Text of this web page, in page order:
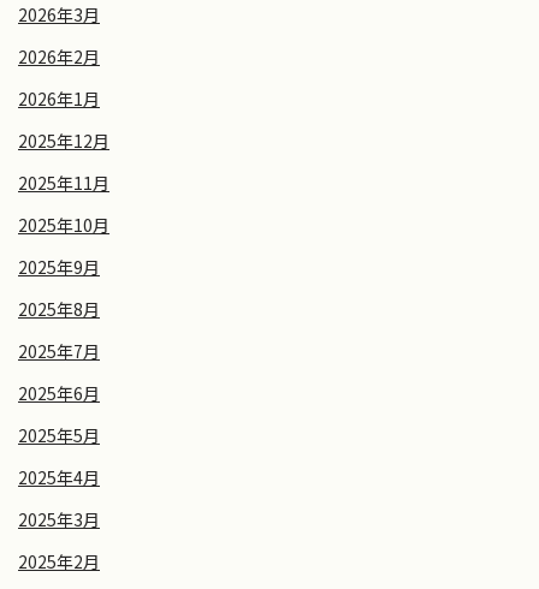
2026年3月
2026年2月
2026年1月
2025年12月
2025年11月
2025年10月
2025年9月
2025年8月
2025年7月
2025年6月
2025年5月
2025年4月
2025年3月
2025年2月